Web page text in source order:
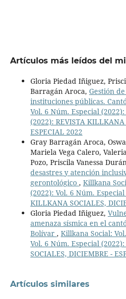
Artículos más leídos del
Gloria Piedad Iñiguez,
Barragán Aroca, Gestión
instituciones públicas.
Vol. 6 Núm. Especial
(2022): REVISTA KILLKANA
ESPECIAL 2022
Gray Barragán Aroca,
Mariela Vega Calero,
Pozo, Priscila Vanessa
desastres y atención
gerontológico , Killkana
(2022): Vol. 6 Núm. Especial
KILLKANA SOCIALES,
Gloria Piedad Iñiguez,
amenaza sísmica en el
Bolívar , Killkana Social:
Vol. 6 Núm. Especial
SOCIALES, DICIEMBRE -
Artículos similares